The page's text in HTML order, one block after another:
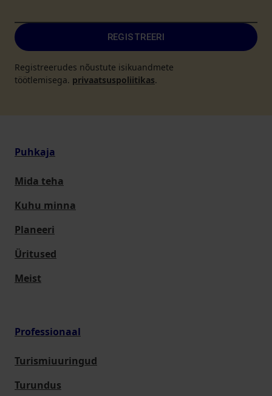
REGISTREERI
Registreerudes nõustute isikuandmete
töötlemisega. privaatsuspoliitikas.
Puhkaja
Mida teha
Kuhu minna
Planeeri
Üritused
Meist
Professionaal
Turismiuuringud
Turundus